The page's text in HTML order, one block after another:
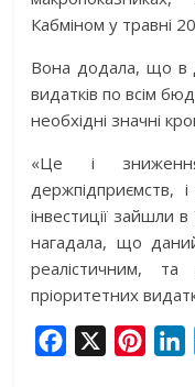
Кабміном у травні
Вона додала, що в
видатків по всім
необхідні значні
«Це і зниження
держпідприємств,
інвестиції зайшли
нагадала, що
реалістичним, та
пріоритетних